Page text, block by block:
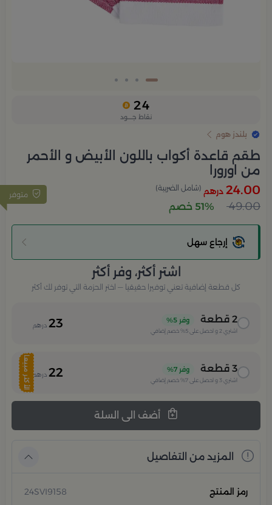
24
نقاط جــــود
بلندز هوم
طقم قاعدة أكواب باللون الأبيض و الأحمر
من اورورا
متوفر 24.00 درهم (شامل الضريبة)
49.00 51% خصم
إرجاع سهل
اشتر أكثر، وفر أكثر
كل قطعة إضافية تعني توفيرا حقيقيا — اختر الحزمة التي توفر لك أكثر
2 قطعة وفر 5%
اشتري 2 و احصل على 5% خصم إضافي 23 درهم
الأكثر مبيعا 3 قطعة وفر 7%
اشتري 3 و احصل على 7% خصم إضافي 22 درهم
المزيد من التفاصيل
رمز المنتج
24SVI9158